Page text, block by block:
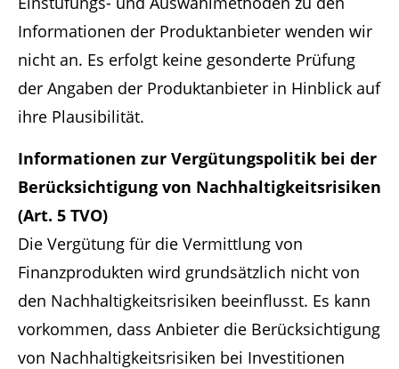
Informationen der Produktanbieter wenden wir
nicht an. Es erfolgt keine gesonderte Prüfung
der Angaben der Produktanbieter in Hinblick auf
ihre Plausibilität.
Informationen zur Vergütungspolitik bei der
Berücksichtigung von Nachhaltigkeitsrisiken
(Art. 5 TVO)
Die Vergütung für die Vermittlung von
Finanzprodukten wird grundsätzlich nicht von
den Nachhaltigkeitsrisiken beeinflusst. Es kann
vorkommen, dass Anbieter die Berücksichtigung
von Nachhaltigkeitsrisiken bei Investitionen